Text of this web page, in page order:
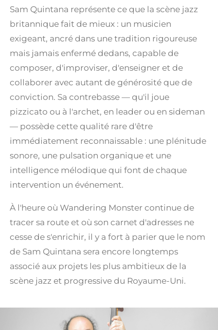
Sam Quintana représente ce que la scène jazz
britannique fait de mieux : un musicien
exigeant, ancré dans une tradition rigoureuse
mais jamais enfermé dedans, capable de
composer, d'improviser, d'enseigner et de
collaborer avec autant de générosité que de
conviction. Sa contrebasse — qu'il joue
pizzicato ou à l'archet, en leader ou en sideman
— possède cette qualité rare d'être
immédiatement reconnaissable : une plénitude
sonore, une pulsation organique et une
intelligence mélodique qui font de chaque
intervention un événement.
À l'heure où Wandering Monster continue de
tracer sa route et où son carnet d'adresses ne
cesse de s'enrichir, il y a fort à parier que le nom
de Sam Quintana sera encore longtemps
associé aux projets les plus ambitieux de la
scène jazz et progressive du Royaume-Uni.